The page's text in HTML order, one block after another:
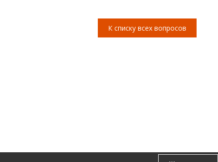
К списку всех вопросов